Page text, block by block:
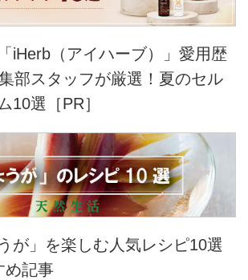
iHerb（アイハーブ）」愛用歴
部スタッフが厳選！夏のセル
10選［PR］
が」を楽しむ人気レシピ10選
め記事